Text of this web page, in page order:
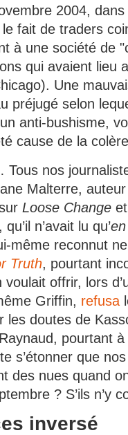
2004, dans
le fait de traders
à une société de
qui avaient lieu
Une
préjugé selon
anti-bushisme,
cause de la
nos
Malterre, auteur
Loose Change
n’avait lu qu’
même reconnut
Truth, pourtant
voulait offrir, lors
Griffin, refusa
les doutes de
pourtant à
s’étonner que
des nues quand
? S’ils n’y
inversé